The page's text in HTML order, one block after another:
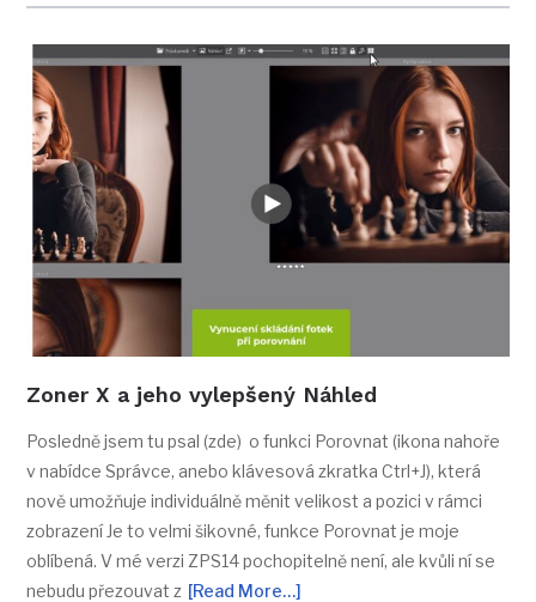
Zoner X a jeho vylepšený Náhled
Posledně jsem tu psal (zde) o funkci Porovnat (ikona nahoře
v nabídce Správce, anebo klávesová zkratka Ctrl+J), která
nově umožňuje individuálně měnit velikost a pozici v rámci
zobrazení Je to velmi šikovné, funkce Porovnat je moje
oblíbená. V mé verzi ZPS14 pochopitelně není, ale kvůli ní se
nebudu přezouvat z [Read More…]